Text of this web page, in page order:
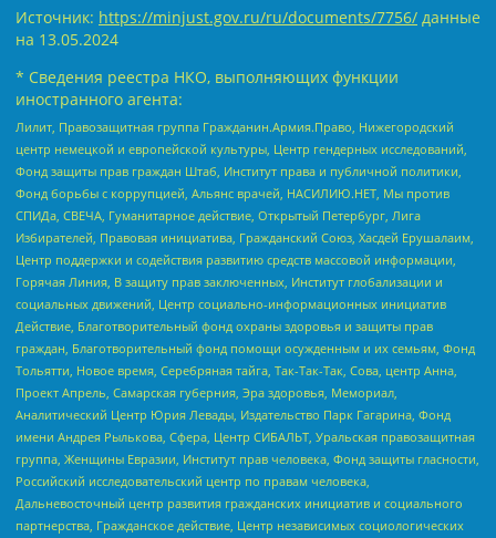
Источник: https://minjust.gov.ru/ru/documents/7756/ данные
на 13.05.2024
* Сведения реестра НКО, выполняющих функции
иностранного агента:
Лилит, Правозащитная группа Гражданин.Армия.Право, Нижегородский
центр немецкой и европейской культуры, Центр гендерных исследований,
Фонд защиты прав граждан Штаб, Институт права и публичной политики,
Фонд борьбы с коррупцией, Альянс врачей, НАСИЛИЮ.НЕТ, Мы против
СПИДа, СВЕЧА, Гуманитарное действие, Открытый Петербург, Лига
Избирателей, Правовая инициатива, Гражданский Союз, Хасдей Ерушалаим,
Центр поддержки и содействия развитию средств массовой информации,
Горячая Линия, В защиту прав заключенных, Институт глобализации и
социальных движений, Центр социально-информационных инициатив
Действие, Благотворительный фонд охраны здоровья и защиты прав
граждан, Благотворительный фонд помощи осужденным и их семьям, Фонд
Тольятти, Новое время, Серебряная тайга, Так-Так-Так, Сова, центр Анна,
Проект Апрель, Самарская губерния, Эра здоровья, Мемориал,
Аналитический Центр Юрия Левады, Издательство Парк Гагарина, Фонд
имени Андрея Рылькова, Сфера, Центр СИБАЛЬТ, Уральская правозащитная
группа, Женщины Евразии, Институт прав человека, Фонд защиты гласности,
Российский исследовательский центр по правам человека,
Дальневосточный центр развития гражданских инициатив и социального
партнерства, Гражданское действие, Центр независимых социологических